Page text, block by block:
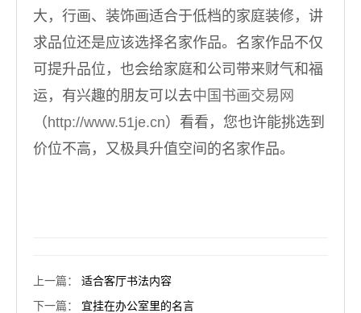
大，行画、装饰画适合于低档的家庭装修，讲
求品位还是应该选择名家作品。名家作品不仅
可提升品位，也会给家庭和公司带来财气和福
运，有兴趣的朋友可以去中国书画交易网
（ http://www.51je.cn）看看，您也许能挑选到
价位不高，又极具升值空间的名家作品。
上一篇： 适合客厅书法内容
下一篇： 宜挂在办公室里的名言